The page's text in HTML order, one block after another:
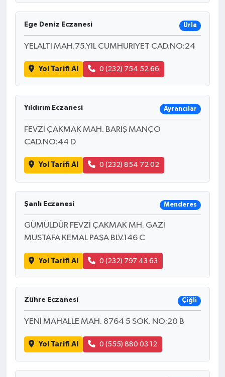
Ege Deniz Eczanesi Urla
YELALTI MAH.75.YIL CUMHURIYET CAD.NO:24
Yol Tarifi Al 0 (232) 754 52 66
Yıldırım Eczanesi Ayrancılar
FEVZİ ÇAKMAK MAH. BARIŞ MANÇO
CAD.NO:44 D
Yol Tarifi Al 0 (232) 854 72 02
Şanlı Eczanesi Menderes
GÜMÜLDÜR FEVZİ ÇAKMAK MH. GAZİ
MUSTAFA KEMAL PAŞA BLV.146 C
Yol Tarifi Al 0 (232) 797 43 63
Zühre Eczanesi Çiğli
YENİ MAHALLE MAH. 8764 5 SOK. NO:20 B
Yol Tarifi Al 0 (555) 880 03 12